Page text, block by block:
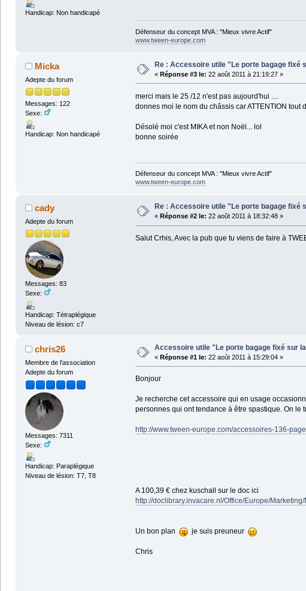
Handicap: Non handicapé
Défenseur du concept MVA : "Mieux vivre Actif"
www.tween-europe.com
Micka
Adepte du forum
Messages: 122
Sexe:
Handicap: Non handicapé
Re : Accessoire utile "Le porte bagage fixé
« Réponse #3 le: 22 août 2011 à 21:19:27 »
merci mais le 25 /12 n'est pas aujourd'hui ....
donnes moi le nom du châssis car ATTENTION
Désolé moi c'est MIKA et non Noël... lol
bonne soirée
Défenseur du concept MVA : "Mieux vivre Actif"
www.tween-europe.com
cady
Adepte du forum
Messages: 83
Sexe:
Handicap: Tétraplégique
Niveau de lésion: c7
Re : Accessoire utile "Le porte bagage fixé
« Réponse #2 le: 22 août 2011 à 18:32:48 »
Salut Crhis, Avec la pub que tu viens de faire à
chris26
Membre de l'association
Adepte du forum
Messages: 7311
Sexe:
Handicap: Paraplégique
Niveau de lésion: T7, T8
Accessoire utile "Le porte bagage fixé sur
« Réponse #1 le: 22 août 2011 à 15:29:04 »
Bonjour
Je recherche cet accessoire qui en usage
personnes qui ont tendance à être spastique. On le
http://www.tween-europe.com/accessoires-136-
A 100,39 € chez kuschall sur le doc ici
http://doclibrary.invacare.nl/Office/Europe/
Un bon plan je suis preuneur
Chris